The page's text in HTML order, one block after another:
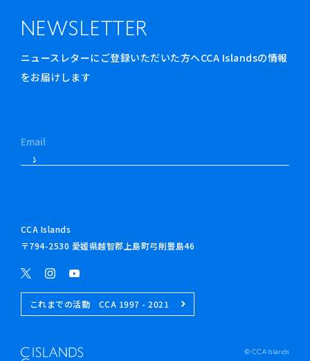
NEWSLETTER
ニュースレターにご登録いただいた方へCCA Islandsの情報
をお届けします
CCA Islands
〒794-2530 愛媛県越智郡上島町弓削豊島46
これまでの活動 CCA 1997 - 2021
© CCA Islands